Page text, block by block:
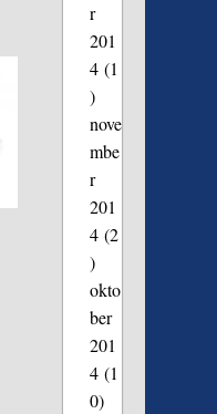
r
201
4(1
)
nove
mbe
r
201
4(2
)
okto
ber
201
4(1
0)